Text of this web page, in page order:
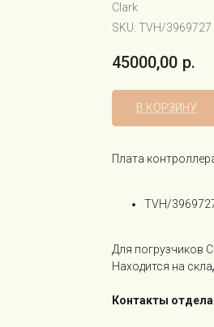
Clark
SKU: TVH/3969727
45000,00 р.
В КОРЗИНУ
Плата
TVH/
Для погрузчиков
Находится на
Контакты